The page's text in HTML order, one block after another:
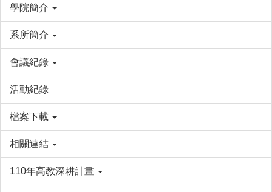
學院簡介
系所簡介
會議紀錄
活動紀錄
檔案下載
相關連結
110年高教深耕計畫